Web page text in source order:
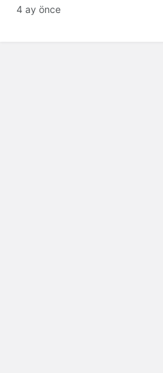
ve BBC Player yayında
4 ay önce